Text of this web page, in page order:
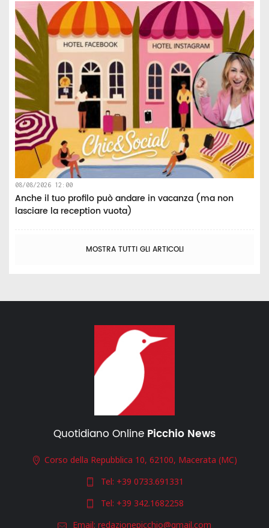
08/08/2026 12:00
Anche il tuo profilo può andare in vacanza (ma non
lasciare la reception vuota)
MOSTRA TUTTI GLI ARTICOLI
Quotidiano Online Picchio News
Corso della Repubblica 10, 62100, Macerata (MC)
Tel: +39 0733.691331
Tel: +39 342.1682258
Email: redazionepicchio@gmail.com